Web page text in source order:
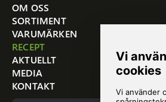
OM OSS
SORTIMENT
VARUMÄRKEN
RECEPT
AKTUELLT
MEDIA
KONTAKT